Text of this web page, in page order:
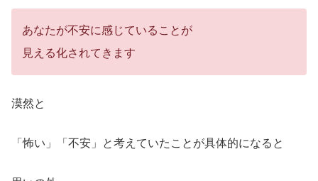
あなたが不安に感じていることが
見える化されてきます
漠然と
「怖い」「不安」と考えていたことが具体的になると